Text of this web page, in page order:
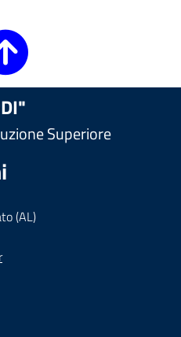
Superiore
(AL)